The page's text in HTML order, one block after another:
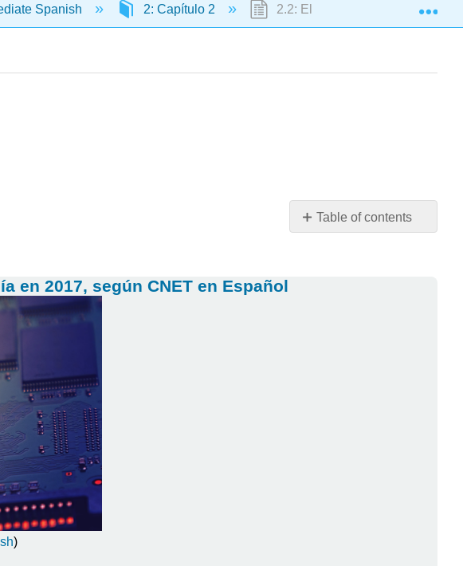
Spanish 2: Capítulo 2 2.2: El pretérito
Table of contents
en 2017, según CNET en Español
)